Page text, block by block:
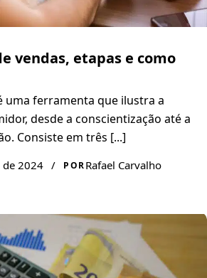
vendas, etapas e como
uma ferramenta que ilustra a
desde a conscientização até a
Consiste em três [...]
2024 / PORRafael Carvalho